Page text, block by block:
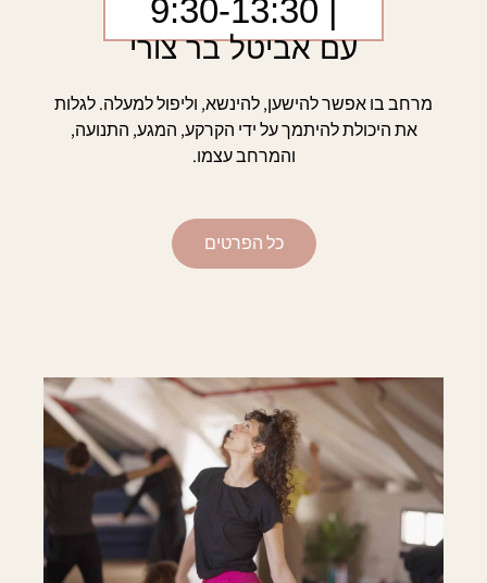
עם אביטל בר צורי
מרחב בו אפשר להישען, להינשא, וליפול למעלה. לגלות
את היכולת להיתמך על ידי הקרקע, המגע, התנועה,
והמרחב עצמו.
כל הפרטים